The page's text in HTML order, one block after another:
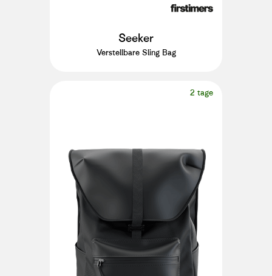
Seeker
Verstellbare Sling Bag
2 tage